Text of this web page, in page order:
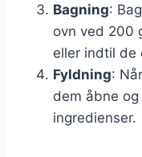
Bagning:
ovn ved 200
eller indtil de
Fyldning:
dem åbne
ingredienser.